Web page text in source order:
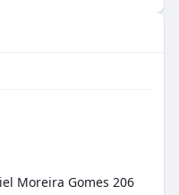
Moreira Gomes 206